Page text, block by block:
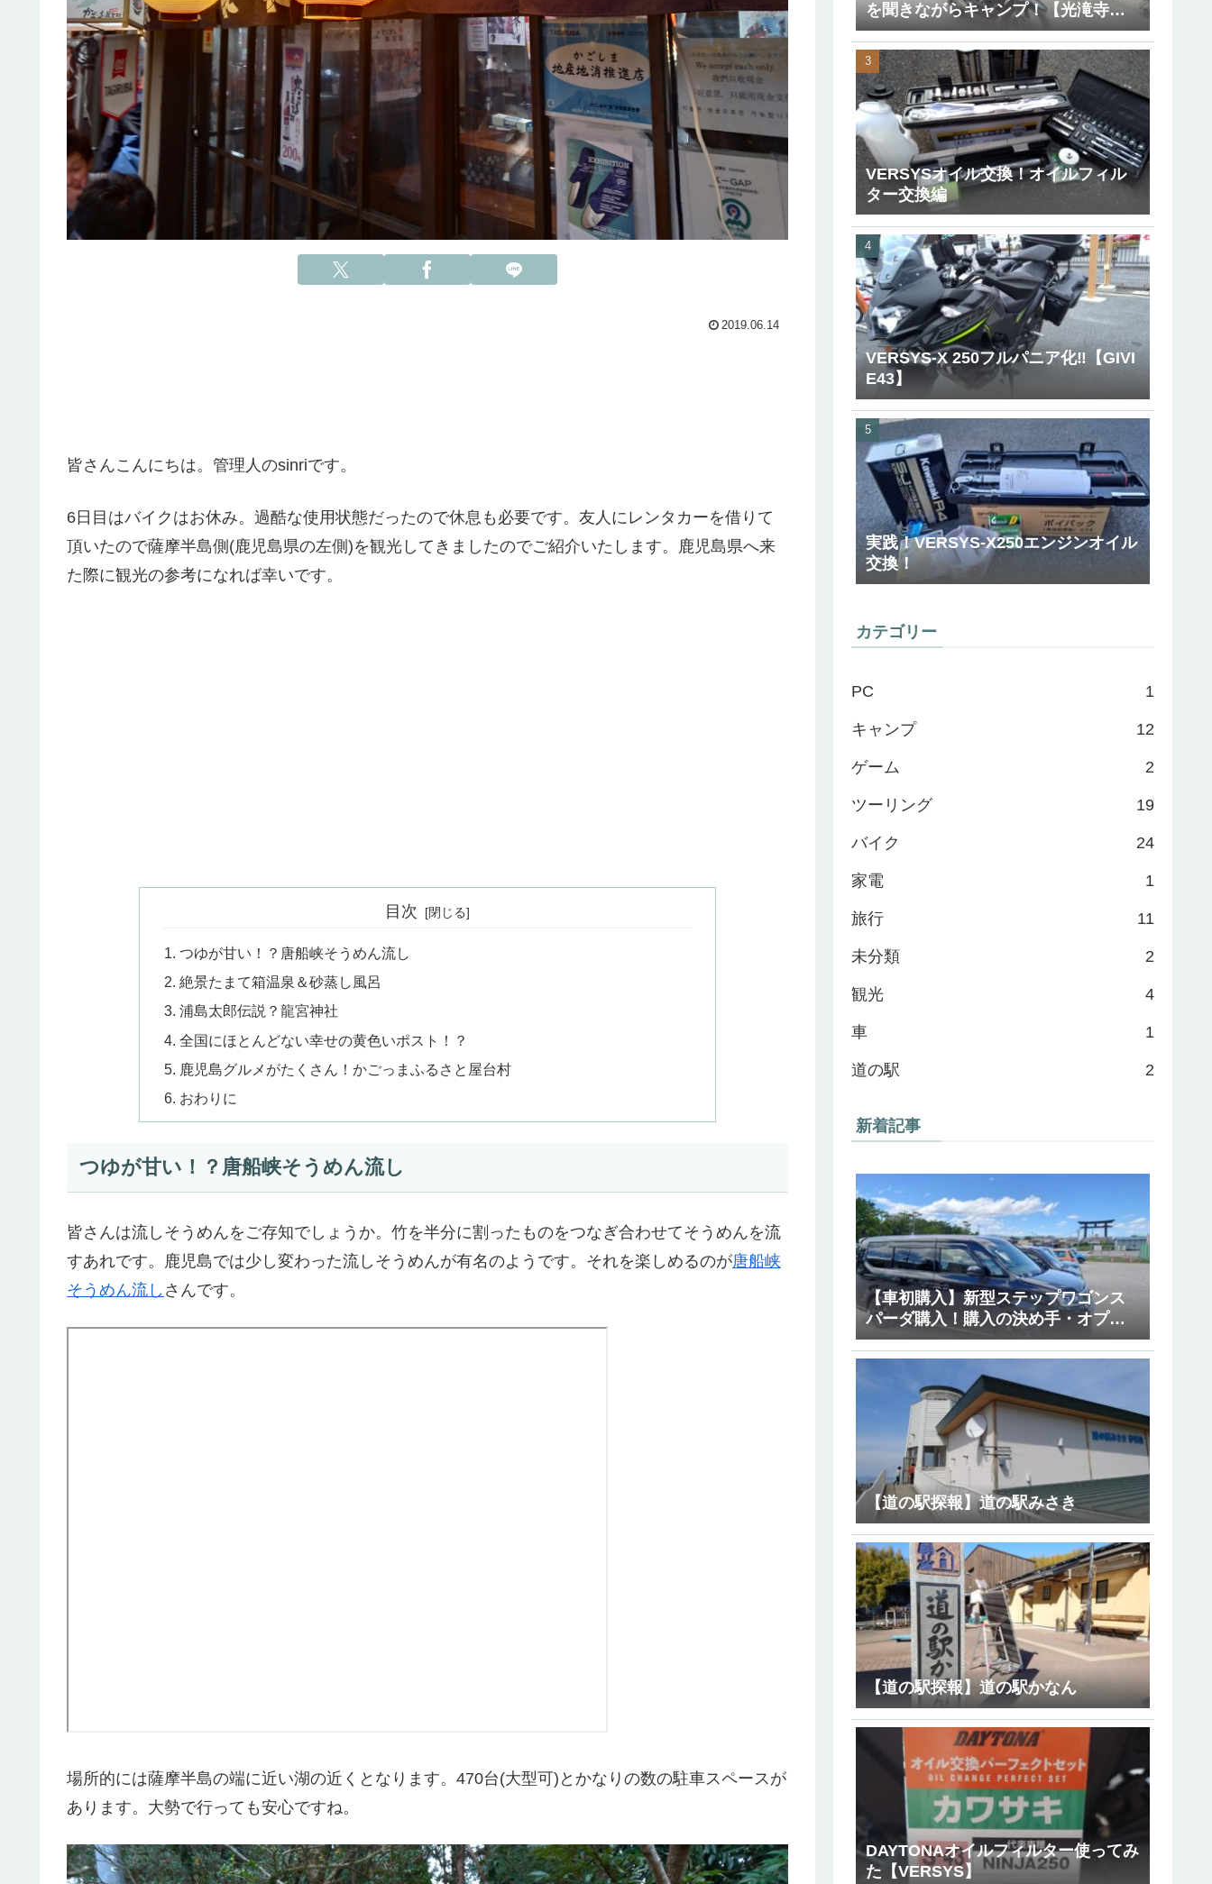
2019.06.14
皆さんこんにちは。管理人のsinriです。
6日目はバイクはお休み。過酷な使用状態だったので休息も必要です。友人にレンタカーを借りて
頂いたので薩摩半島側(鹿児島県の左側)を観光してきましたのでご紹介いたします。鹿児島県へ来
た際に観光の参考になれば幸いです。
目次
つゆが甘い！？唐船峡そうめん流し
絶景たまて箱温泉＆砂蒸し風呂
浦島太郎伝説？龍宮神社
全国にほとんどない幸せの黄色いポスト！？
鹿児島グルメがたくさん！かごっまふるさと屋台村
おわりに
つゆが甘い！？唐船峡そうめん流し
皆さんは流しそうめんをご存知でしょうか。竹を半分に割ったものをつなぎ合わせてそうめんを流
すあれです。鹿児島では少し変わった流しそうめんが有名のようです。それを楽しめるのが唐船峡
そうめん流し さんです。
場所的には薩摩半島の端に近い湖の近くとなります。470台(大型可)とかなりの数の駐車スペースが
あります。大勢で行っても安心ですね。
を聞きながらキャンプ！【光滝寺キ
ャンプ場】
VERSYSオイル交換！オイルフィル
ター交換編
VERSYS-X 250フルパニア化‼【GIVI
E43】
実践！VERSYS-X250エンジンオイル
交換！
カテゴリー
PC 1
キャンプ 12
ゲーム 2
ツーリング 19
バイク 24
家電 1
旅行 11
未分類 2
観光 4
車 1
道の駅 2
新着記事
【車初購入】新型ステップワゴンス
パーダ購入！購入の決め手・オプシ
ョン等紹介【RP8】
【道の駅探報】道の駅みさき
【道の駅探報】道の駅かなん
DAYTONAオイルフィルター使ってみ
た【VERSYS】